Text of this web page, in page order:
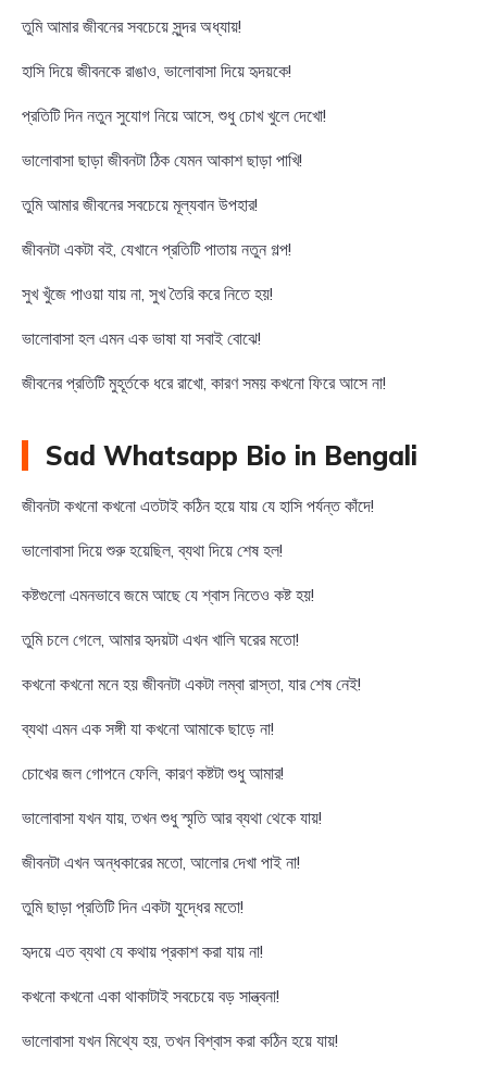
তুমি আমার জীবনের সবচেয়ে সুন্দর অধ্যায়!
হাসি দিয়ে জীবনকে রাঙাও, ভালোবাসা দিয়ে হৃদয়কে!
প্রতিটি দিন নতুন সুযোগ নিয়ে আসে, শুধু চোখ খুলে দেখো!
ভালোবাসা ছাড়া জীবনটা ঠিক যেমন আকাশ ছাড়া পাখি!
তুমি আমার জীবনের সবচেয়ে মূল্যবান উপহার!
জীবনটা একটা বই, যেখানে প্রতিটি পাতায় নতুন গল্প!
সুখ খুঁজে পাওয়া যায় না, সুখ তৈরি করে নিতে হয়!
ভালোবাসা হল এমন এক ভাষা যা সবাই বোঝে!
জীবনের প্রতিটি মুহূর্তকে ধরে রাখো, কারণ সময় কখনো ফিরে আসে না!
Sad Whatsapp Bio in Bengali
জীবনটা কখনো কখনো এতটাই কঠিন হয়ে যায় যে হাসি পর্যন্ত কাঁদে!
ভালোবাসা দিয়ে শুরু হয়েছিল, ব্যথা দিয়ে শেষ হল!
কষ্টগুলো এমনভাবে জমে আছে যে শ্বাস নিতেও কষ্ট হয়!
তুমি চলে গেলে, আমার হৃদয়টা এখন খালি ঘরের মতো!
কখনো কখনো মনে হয় জীবনটা একটা লম্বা রাস্তা, যার শেষ নেই!
ব্যথা এমন এক সঙ্গী যা কখনো আমাকে ছাড়ে না!
চোখের জল গোপনে ফেলি, কারণ কষ্টটা শুধু আমার!
ভালোবাসা যখন যায়, তখন শুধু স্মৃতি আর ব্যথা থেকে যায়!
জীবনটা এখন অন্ধকারের মতো, আলোর দেখা পাই না!
তুমি ছাড়া প্রতিটি দিন একটা যুদ্ধের মতো!
হৃদয়ে এত ব্যথা যে কথায় প্রকাশ করা যায় না!
কখনো কখনো একা থাকাটাই সবচেয়ে বড় সান্ত্বনা!
ভালোবাসা যখন মিথ্যে হয়, তখন বিশ্বাস করা কঠিন হয়ে যায়!